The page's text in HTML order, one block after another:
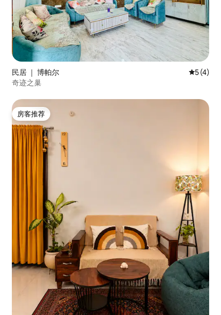
民居 ｜ 博帕尔 平均评分
5 (4)
奇迹之巢
房客推荐
房客推荐